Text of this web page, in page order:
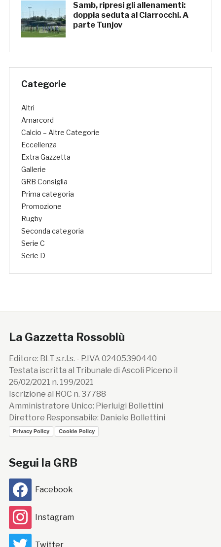
Samb, ripresi gli allenamenti:
doppia seduta al Ciarrocchi. A
parte Tunjov
Categorie
Altri
Amarcord
Calcio – Altre Categorie
Eccellenza
Extra Gazzetta
Gallerie
GRB Consiglia
Prima categoria
Promozione
Rugby
Seconda categoria
Serie C
Serie D
La Gazzetta Rossoblù
Editore: BLT s.r.l.s. - P.IVA 02405390440
Testata iscritta al Tribunale di Ascoli Piceno il
26/02/2021 n. 199/2021
Iscrizione al ROC n. 37788
Amministratore Unico: Pierluigi Bollettini
Direttore Responsabile: Daniele Bollettini
Privacy Policy Cookie Policy
Segui la GRB
Facebook
Instagram
Twitter